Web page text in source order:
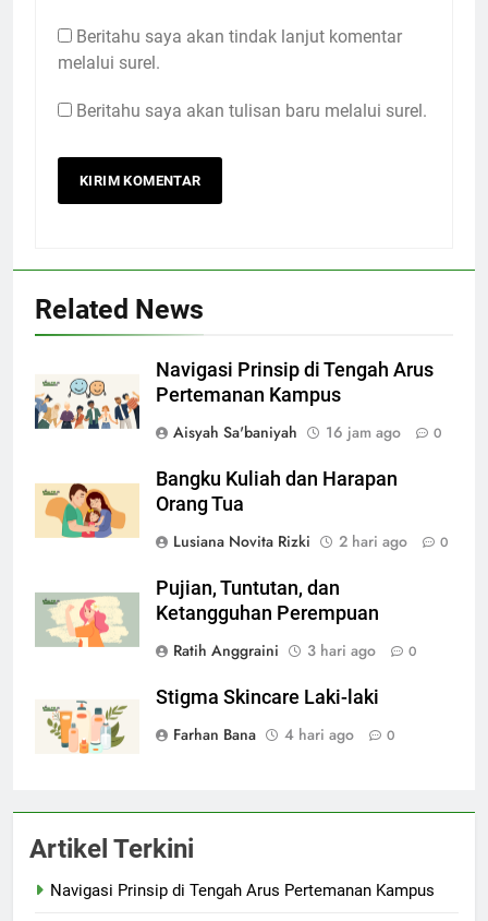
Beritahu saya akan tindak lanjut komentar
melalui surel.
Beritahu saya akan tulisan baru melalui surel.
Related News
Navigasi Prinsip di Tengah Arus
Pertemanan Kampus
Aisyah Sa'baniyah
16 jam ago 0
Bangku Kuliah dan Harapan
Orang Tua
Lusiana Novita Rizki
2 hari ago 0
Pujian, Tuntutan, dan
Ketangguhan Perempuan
Ratih Anggraini
3 hari ago 0
Stigma Skincare Laki-laki
Farhan Bana
4 hari ago 0
Artikel Terkini
Navigasi Prinsip di Tengah Arus Pertemanan Kampus